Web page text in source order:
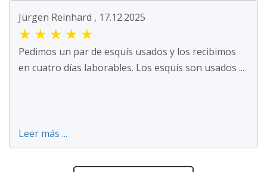
Jürgen Reinhard , 17.12.2025
★ ★ ★ ★ ★
Pedimos un par de esquís usados y los recibimos
en cuatro días laborables. Los esquís son usados ...
Leer más ...